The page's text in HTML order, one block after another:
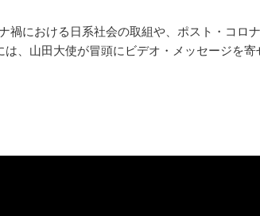
における日系社会の取組や、ポスト・コロ
は、山田大使が冒頭にビデオ・メッセージ